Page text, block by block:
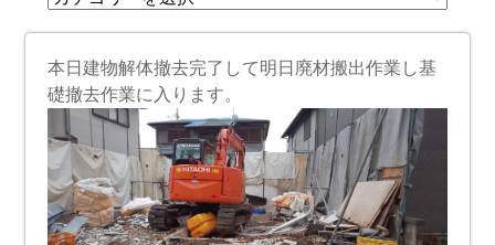
本日建物解体撤去完了して明日廃材搬出作業し基
礎撤去作業に入ります。